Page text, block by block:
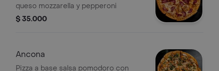
queso mozzarella y pepperoni
$ 35.000
Ancona
Pizza a base salsa pomodoro con